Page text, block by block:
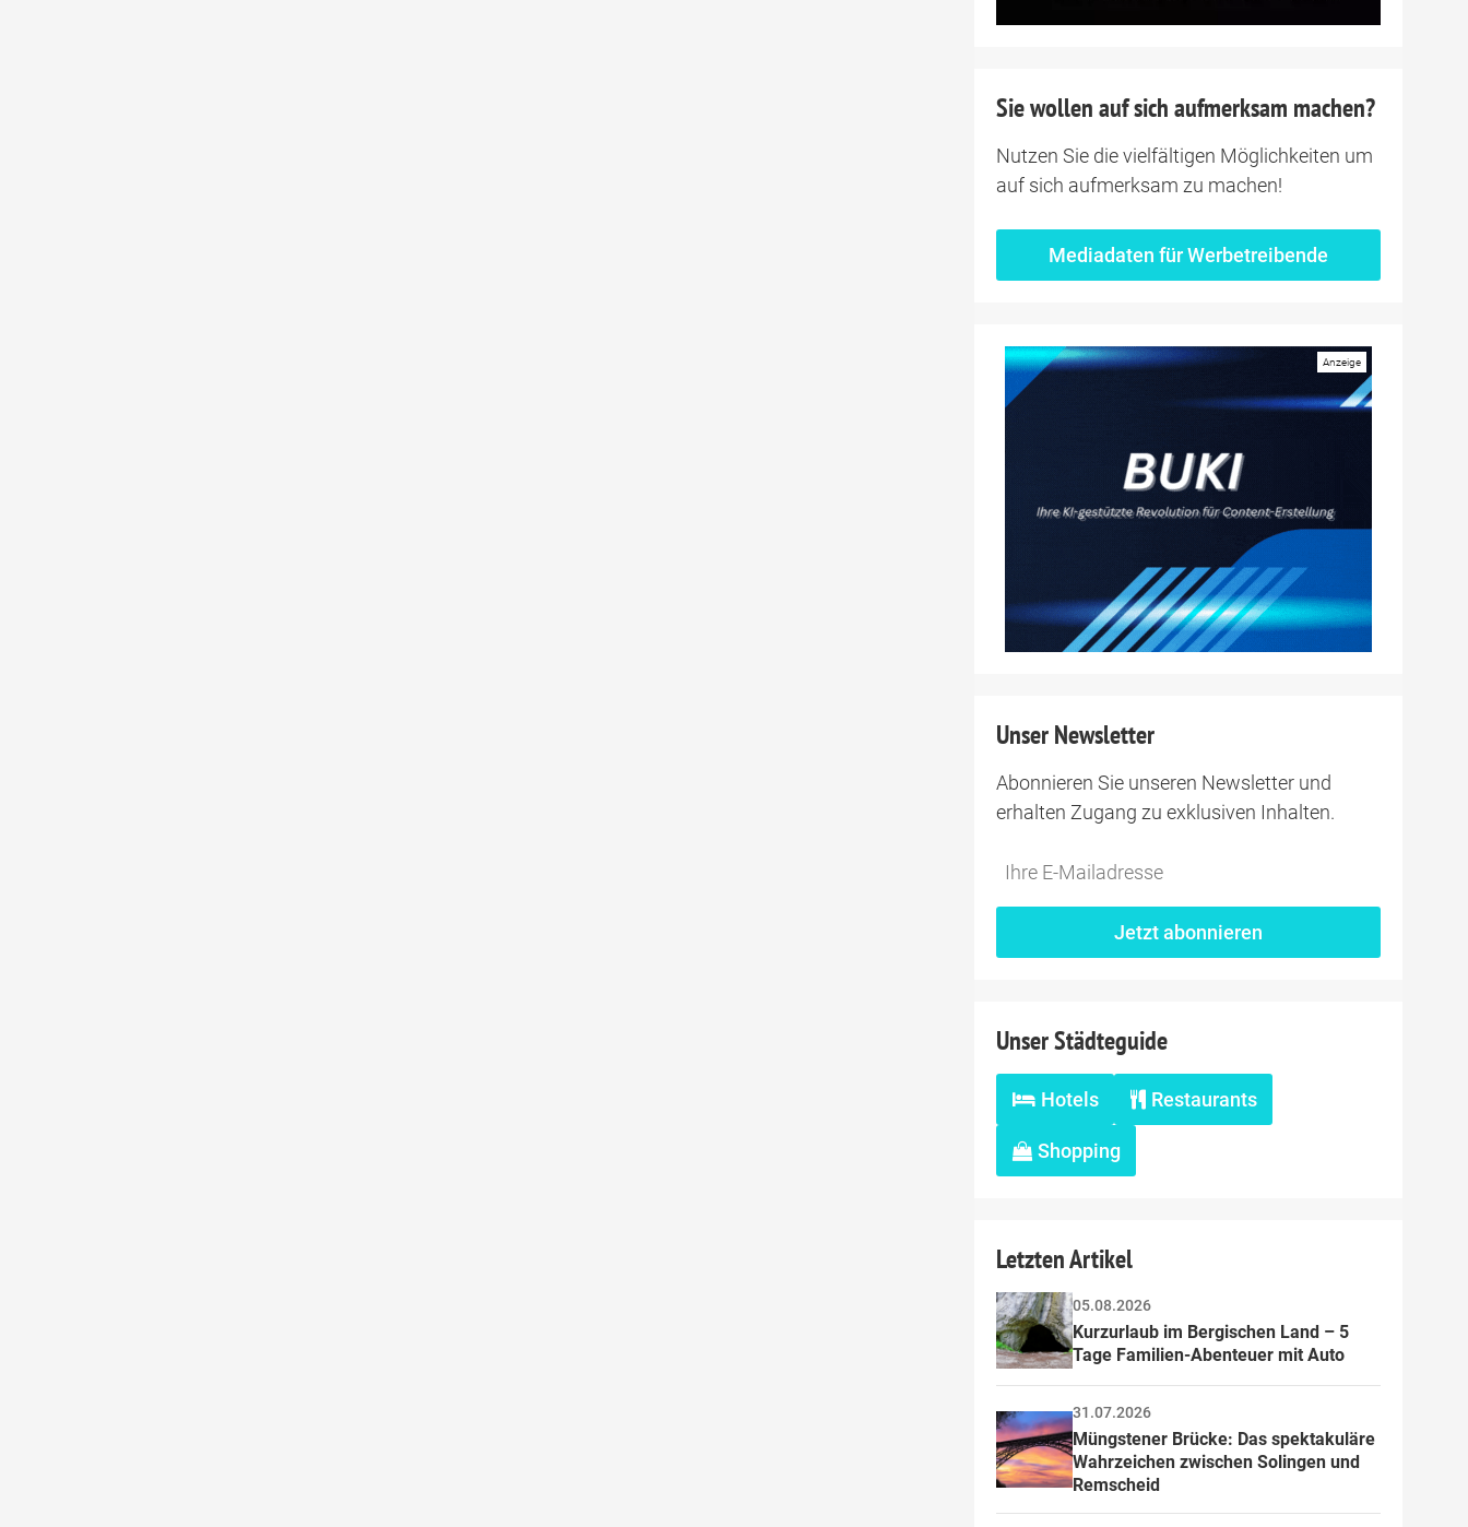
Sie wollen auf sich aufmerksam machen?
Nutzen Sie die vielfältigen Möglichkeiten um
auf sich aufmerksam zu machen!
Mediadaten für Werbetreibende
Unser Newsletter
Abonnieren Sie unseren Newsletter und
erhalten Zugang zu exklusiven Inhalten.
Jetzt abonnieren
Unser Städteguide
Hotels Restaurants
Shopping
Letzten Artikel
05.08.2026
Kurzurlaub im Bergischen Land – 5
Tage Familien-Abenteuer mit Auto
31.07.2026
Müngstener Brücke: Das spektakuläre
Wahrzeichen zwischen Solingen und
Remscheid